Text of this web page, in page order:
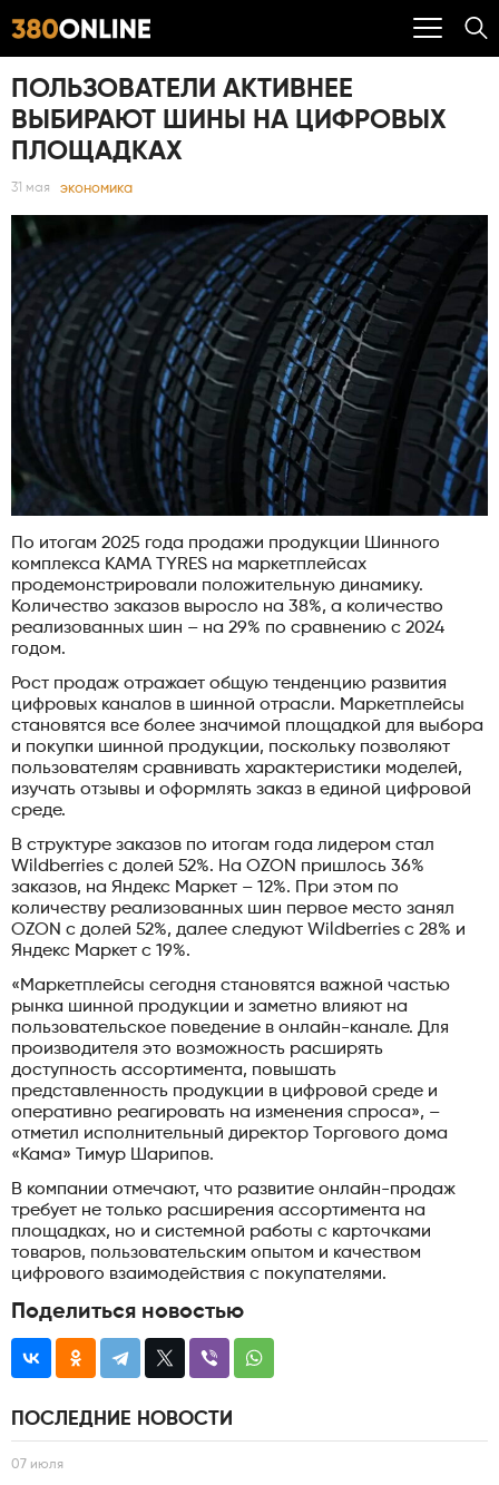
ПОЛЬЗОВАТЕЛИ АКТИВНЕЕ
ВЫБИРАЮТ ШИНЫ НА ЦИФРОВЫХ
ПЛОЩАДКАХ
31 мая экономика
По итогам 2025 года продажи продукции Шинного
комплекса KAMA TYRES на маркетплейсах
продемонстрировали положительную динамику.
Количество заказов выросло на 38%, а количество
реализованных шин – на 29% по сравнению с 2024
годом.
Рост продаж отражает общую тенденцию развития
цифровых каналов в шинной отрасли. Маркетплейсы
становятся все более значимой площадкой для выбора
и покупки шинной продукции, поскольку позволяют
пользователям сравнивать характеристики моделей,
изучать отзывы и оформлять заказ в единой цифровой
среде.
В структуре заказов по итогам года лидером стал
Wildberries с долей 52%. На OZON пришлось 36%
заказов, на Яндекс Маркет – 12%. При этом по
количеству реализованных шин первое место занял
OZON с долей 52%, далее следуют Wildberries с 28% и
Яндекс Маркет с 19%.
«Маркетплейсы сегодня становятся важной частью
рынка шинной продукции и заметно влияют на
пользовательское поведение в онлайн-канале. Для
производителя это возможность расширять
доступность ассортимента, повышать
представленность продукции в цифровой среде и
оперативно реагировать на изменения спроса», –
отметил исполнительный директор Торгового дома
«Кама» Тимур Шарипов.
В компании отмечают, что развитие онлайн-продаж
требует не только расширения ассортимента на
площадках, но и системной работы с карточками
товаров, пользовательским опытом и качеством
цифрового взаимодействия с покупателями.
Поделиться новостью
ПОСЛЕДНИЕ НОВОСТИ
07 июля